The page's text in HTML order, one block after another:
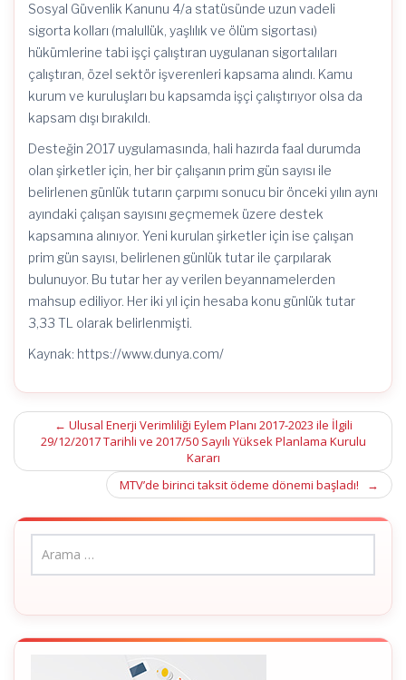
Sosyal Güvenlik Kanunu 4/a statüsünde uzun vadeli
sigorta kolları (malullük, yaşlılık ve ölüm sigortası)
hükümlerine tabi işçi çalıştıran uygulanan sigortalıları
çalıştıran, özel sektör işverenleri kapsama alındı. Kamu
kurum ve kuruluşları bu kapsamda işçi çalıştırıyor olsa da
kapsam dışı bırakıldı.
Desteğin 2017 uygulamasında, hali hazırda faal durumda
olan şirketler için, her bir çalışanın prim gün sayısı ile
belirlenen günlük tutarın çarpımı sonucu bir önceki yılın aynı
ayındaki çalışan sayısını geçmemek üzere destek
kapsamına alınıyor. Yeni kurulan şirketler için ise çalışan
prim gün sayısı, belirlenen günlük tutar ile çarpılarak
bulunuyor. Bu tutar her ay verilen beyannamelerden
mahsup ediliyor. Her iki yıl için hesaba konu günlük tutar
3,33 TL olarak belirlenmişti.
Kaynak: https://www.dunya.com/
Post
navigation
← Ulusal Enerji Verimliliği Eylem Planı 2017-2023 ile İlgili
29/12/2017 Tarihli ve 2017/50 Sayılı Yüksek Planlama Kurulu
Kararı
MTV’de birinci taksit ödeme dönemi başladı!
→